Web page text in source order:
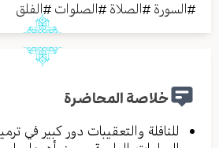
#السورة #الصلاة #الصلوات #الفلق
خلاصة المحاضرة
للنافلة والتعقيبات دور كبير في